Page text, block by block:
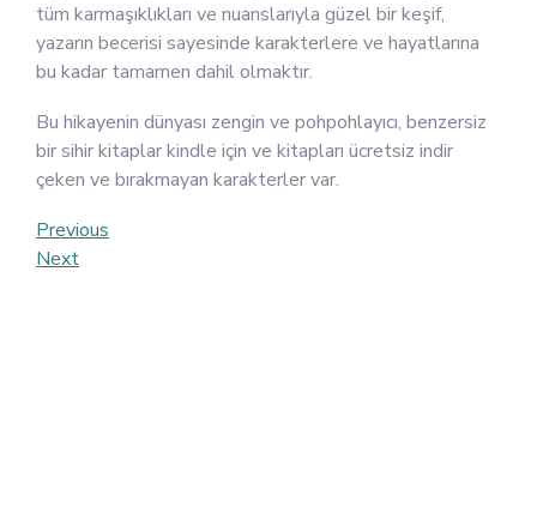
tüm karmaşıklıkları ve nuanslarıyla güzel bir keşif,
yazarın becerisi sayesinde karakterlere ve hayatlarına
bu kadar tamamen dahil olmaktır.
Bu hikayenin dünyası zengin ve pohpohlayıcı, benzersiz
bir sihir kitaplar kindle için ve kitapları ücretsiz indir
çeken ve bırakmayan karakterler var.
Post
navigation
Previous
Post
Previous
Next
Next